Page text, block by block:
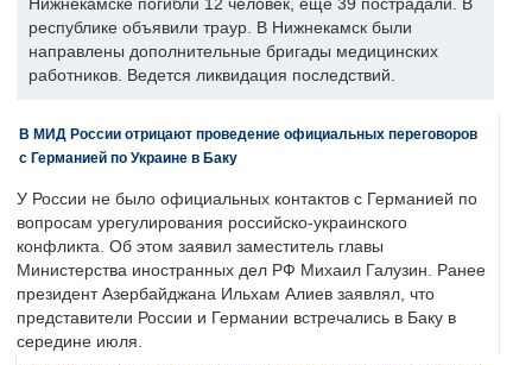
Нижнекамске погибли 12 человек, еще 39 пострадали. В
республике объявили траур. В Нижнекамск были
направлены дополнительные бригады медицинских
работников. Ведется ликвидация последствий.
В МИД России отрицают проведение официальных переговоров
с Германией по Украине в Баку
У России не было официальных контактов с Германией по
вопросам урегулирования российско-украинского
конфликта. Об этом заявил заместитель главы
Министерства иностранных дел РФ Михаил Галузин. Ранее
президент Азербайджана Ильхам Алиев заявлял, что
представители России и Германии встречались в Баку в
середине июля.